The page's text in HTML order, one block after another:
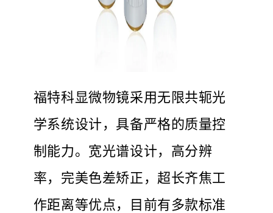
福特科显微物镜采用无限共轭光
学系统设计，具备严格的质量控
制能力。宽光谱设计，高分辨
率，完美色差矫正，超长齐焦工
作距离等优点，目前有多款标准